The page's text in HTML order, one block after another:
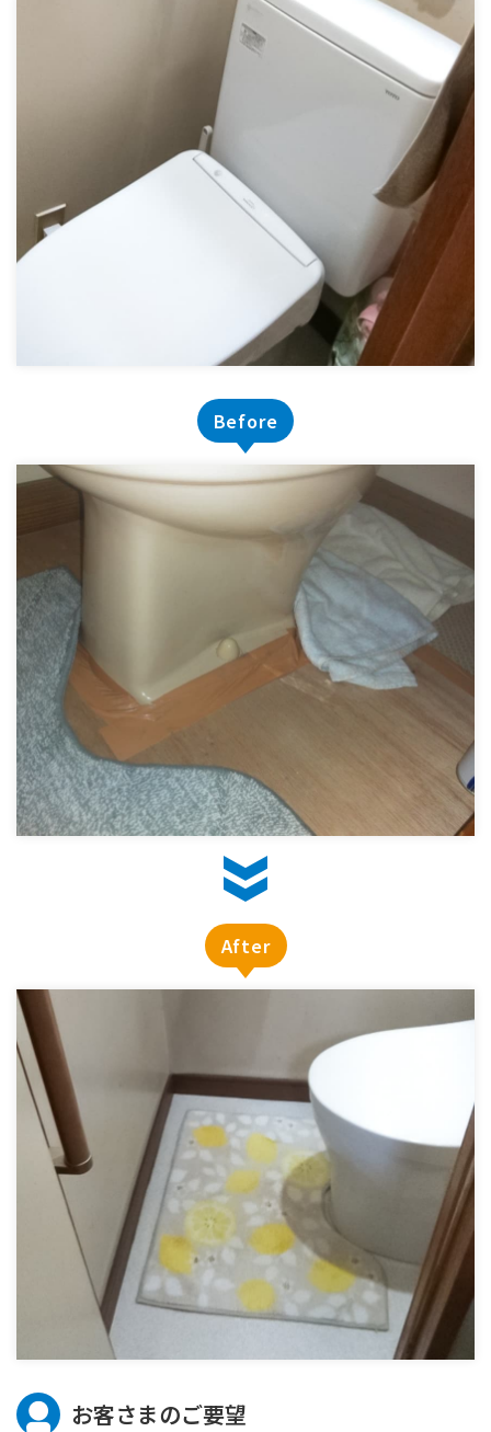
Before
After
お客さまのご要望